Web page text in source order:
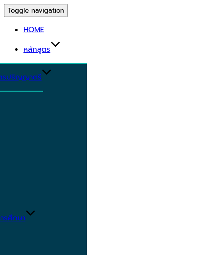
Toggle navigation
HOME
หลักสูตร
รปริญญาตรี
รศึกษา